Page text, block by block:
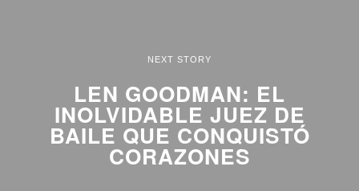
NEXT STORY
LEN GOODMAN: EL
INOLVIDABLE JUEZ DE
BAILE QUE CONQUISTÓ
CORAZONES